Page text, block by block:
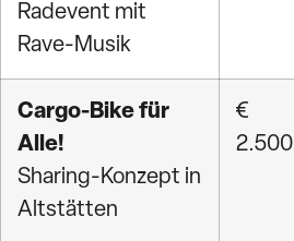
Radevent mit
Rave-Musik
Cargo-Bike für
Alle!
Sharing-Konzept in
Altstätten
€
2.500